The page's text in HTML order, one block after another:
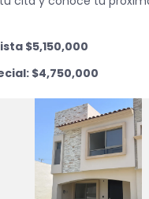
$5,150,000
$4,750,000